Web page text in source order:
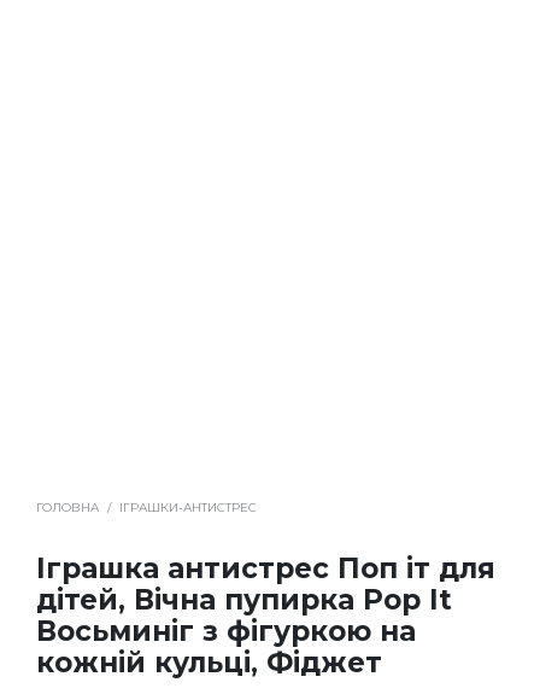
ГОЛОВНА / ІГРАШКИ-АНТИСТРЕС
Іграшка антистрес Поп іт для
дітей, Вічна пупирка Pop It
Восьминіг з фігуркою на
кожній кульці, Фіджет